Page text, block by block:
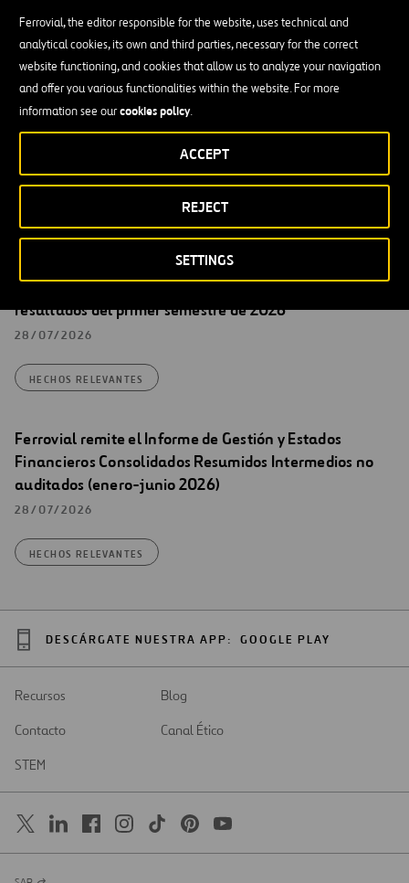
Ferrovial, the editor responsible for the website, uses technical and
analytical cookies, its own and third parties, necessary for the correct
website functioning, and cookies that allow us to analyze your navigation
and offer you various functionalities within the website. For more
information see ourcookies policy.
SETTINGS
REJECT
ACCEPT
HECHOS RELEVANTES
Ferrovial remite una versión actualizada de la
presentación para inversores de fecha 08/05 y nº
Registro 40749 que corrige errores en la inversión en
407 ETR (diapositiva 27) y los vencimientos de deuda de
31/07/2026
HECHOS RELEVANTES
Ferrovial remite nota de prensa relativa a los
resultados del primer semestre de 2026
28/07/2026
HECHOS RELEVANTES
Ferrovial remite el Informe de Gestión y Estados
Financieros Consolidados Resumidos Intermedios no
auditados (enero-junio 2026)
28/07/2026
HECHOS RELEVANTES
DESCÁRGATE NUESTRA APP: GOOGLE PLAY
Recursos
Blog
Contacto
Canal Ético
STEM